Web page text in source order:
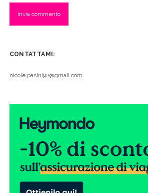
CONTATTAMI:
nicole.pasini92@gmail.com